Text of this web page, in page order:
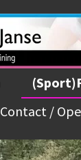
Contact /